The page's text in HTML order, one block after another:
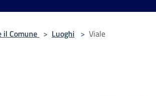
il Comune > Luoghi > Viale